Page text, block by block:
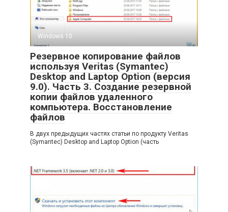
Windows 10
Резервное копирование файлов
используя Veritas (Symantec)
Desktop and Laptop Option (версия
9.0). Часть 3. Создание резервной
копии файлов удаленного
компьютера. Восстановление
файлов
В двух предыдущих частях статьи по продукту Veritas
(Symantec) Desktop and Laptop Option (часть